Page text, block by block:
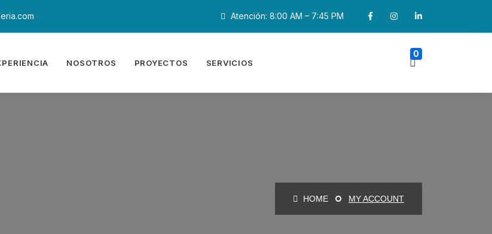
Atención: 8:00 AM – 7:45 PM
0
NOSOTROS PROYECTOS SERVICIOS
HOME MY ACCOUNT